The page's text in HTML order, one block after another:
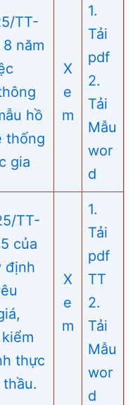
TT-
năm
hồ
thống
gia
X
e
m
1.
Tải
pdf
2.
Tải
Mẫu
wor
d
TT-
của
định
thực
X
e
m
1.
Tải
pdf
TT
2.
Tải
Mẫu
wor
d